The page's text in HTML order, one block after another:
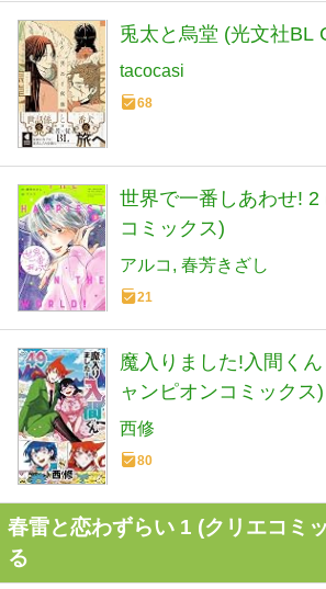
兎太と烏堂 (光文社BL
tacocasi
68
世界で一番しあわせ!
コミックス)
アルコ 春芳きざし
21
魔入りました!入間く
ャンピオンコミックス)
西修
80
春雷と恋わずらい 1 (クリエコミ
る